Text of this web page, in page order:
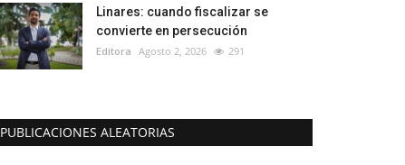
Linares: cuando fiscalizar se
convierte en persecución
Editora Agosto 2, 2026 291
PUBLICACIONES ALEATORIAS